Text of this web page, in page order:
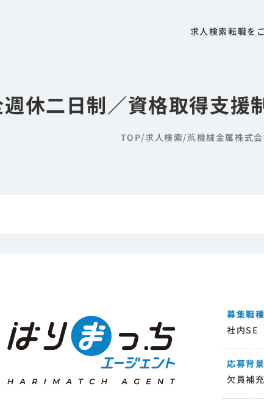
休二日制／資格取得支援
TOP/求人検索/蔦機械金属株式
求人検索転職を
募集職種
社内SE
応募背景
欠員補充